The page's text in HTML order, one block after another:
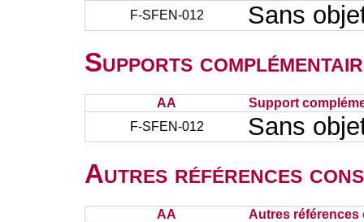
F-SFEN-012
Sans
Supports
AA
Support
F-SFEN-012
Sans
Autres références
AA
Autres références